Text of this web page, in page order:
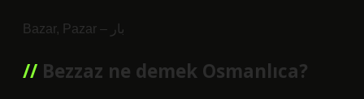
Bazar, Pazar – بار
Bezzaz ne demek Osmanlıca?